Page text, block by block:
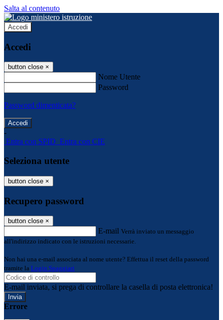
Salta al contenuto
Accedi
Accedi
button close ×
Nome Utente
Password
Password dimenticata?
-
Entra con SPID Entra con CIE
Seleziona utente
button close ×
Recupero password
button close ×
E-mail Verrà inviato un messaggio
all'indirizzo indicato con le istruzioni necessarie.
Non hai una e-mail associata al nome utente? Effettua il reset della password
tramite la Login Spaggiari
E-mail inviata, si prega di controllare la casella di posta elettronica!
Errore